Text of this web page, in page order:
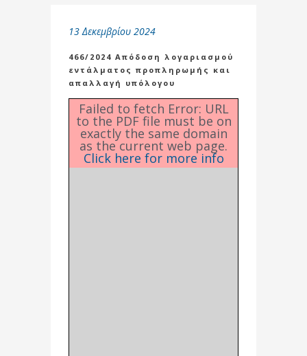
13 Δεκεμβρίου 2024
466/2024 Απόδοση λογαριασμού
εντάλματος προπληρωμής και
απαλλαγή υπόλογου
Failed to fetch Error: URL
to the PDF file must be on
exactly the same domain
as the current web page.
Click here for more info